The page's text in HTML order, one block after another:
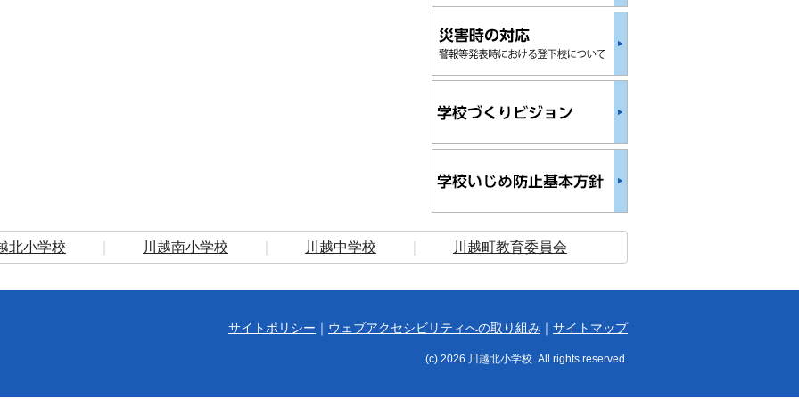
北小学校 川越南小学校 川越中学校 川越町教育委員会
サイトポリシー ｜ ウェブアクセシビリティへの取り組み ｜ サイトマップ
(c) 2026 川越北小学校. All rights reserved.